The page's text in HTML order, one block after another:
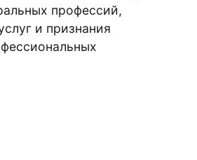
профессий,
и признания